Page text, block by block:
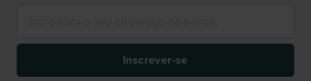
Inscrever-se